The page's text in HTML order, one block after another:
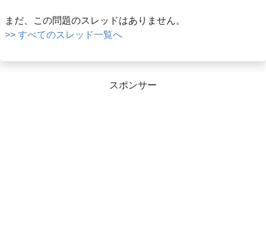
まだ、この問題のスレッドはありません。
>> すべてのスレッド一覧へ
スポンサー